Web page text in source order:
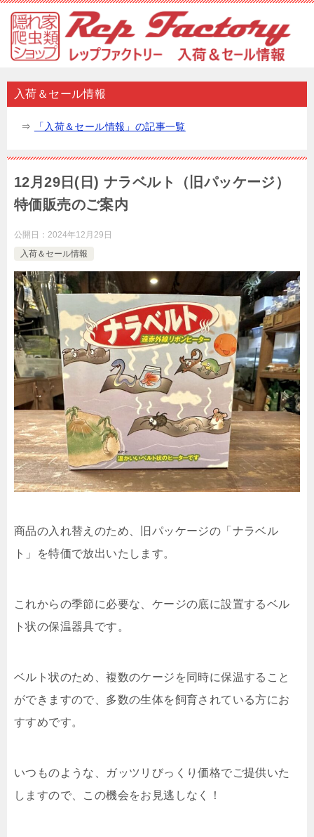
入荷＆セール情報
⇒ 「入荷＆セール情報」の記事一覧
12月29日(日) ナラベルト（旧パッケージ）
特価販売のご案内
公開日： 2024年12月29日
入荷＆セール情報
商品の入れ替えのため、旧パッケージの「ナラベル
ト」を特価で放出いたします。
これからの季節に必要な、ケージの底に設置するベル
ト状の保温器具です。
ベルト状のため、複数のケージを同時に保温すること
ができますので、多数の生体を飼育されている方にお
すすめです。
いつものような、ガッツリびっくり価格でご提供いた
しますので、この機会をお見逃しなく！